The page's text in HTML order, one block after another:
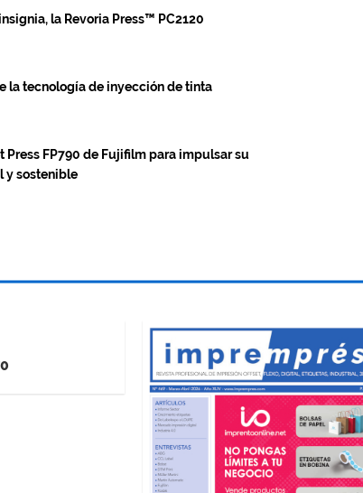
la Revoria Press™ PC2120
la tecnología de inyección de tinta
FP790 de Fujifilm para impulsar su
y sostenible